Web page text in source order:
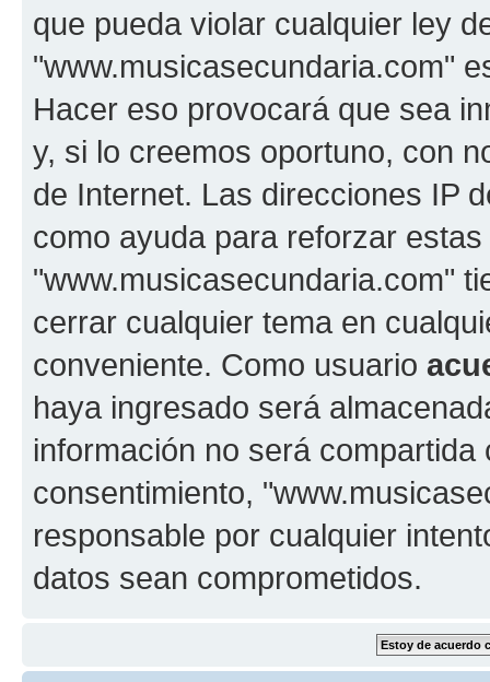
que pueda violar cualquier ley
"www.musicasecundaria.com"
Hacer eso provocará que sea
y, si lo creemos oportuno, con
de Internet. Las direcciones IP
como ayuda para reforzar
"www.musicasecundaria.com"
cerrar cualquier tema en
conveniente. Como usuario
haya ingresado será
información no será
consentimiento,
responsable por cualquier
datos sean comprometidos.